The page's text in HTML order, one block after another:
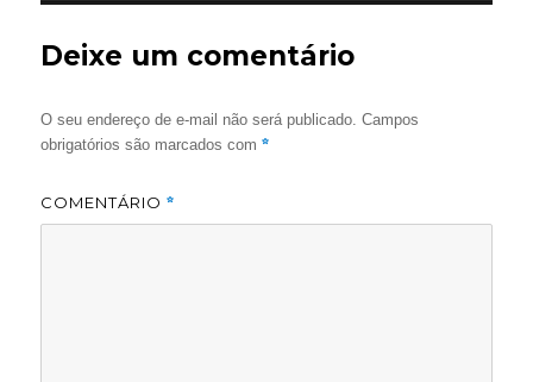
Deixe um comentário
O seu endereço de e-mail não será publicado. Campos
obrigatórios são marcados com*
COMENTÁRIO*